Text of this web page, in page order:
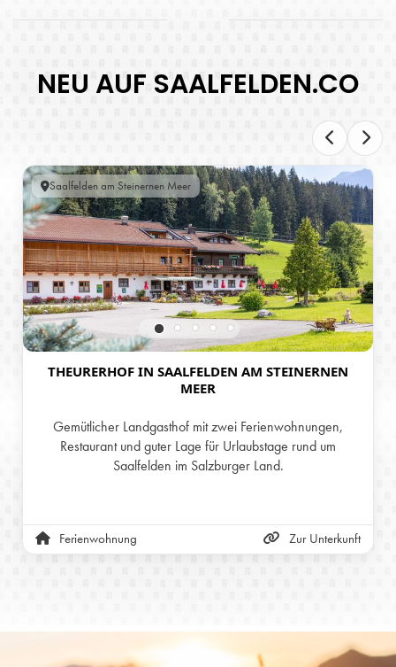
NEU AUF SAALFELDEN.CO
Saalfelden am Steinernen Meer
THEURERHOF IN SAALFELDEN AM STEINERNEN
MEER
Gemütlicher Landgasthof mit zwei Ferienwohnungen,
Restaurant und guter Lage für Urlaubstage rund um
Saalfelden im Salzburger Land.
Ferienwohnung Zur Unterkunft